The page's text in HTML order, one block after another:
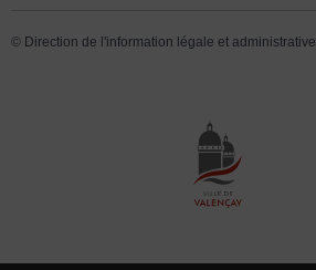
© Direction de l'information légale et administrative